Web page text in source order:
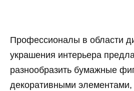
Профессионалы в области
украшения интерьера
разнообразить бумажные
декоративными элементами,